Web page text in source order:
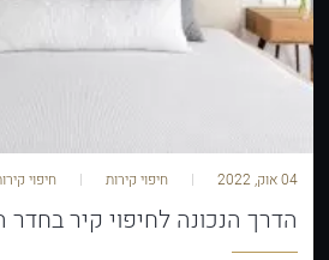
04 אוק, 2022 חיפוי קירות חיפוי
הדרך הנכונה לחיפוי קיר בחדר